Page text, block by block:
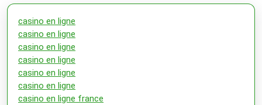
casino en ligne
casino en ligne
casino en ligne
casino en ligne
casino en ligne
casino en ligne
casino en ligne france